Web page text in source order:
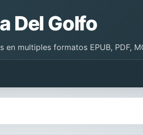
Del Golfo
multiples formatos EPUB, PDF,